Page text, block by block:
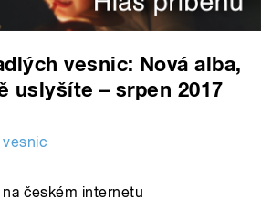
vesnic: Nová alba,
uslyšíte – srpen 2017
českém internetu